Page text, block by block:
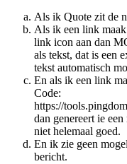
Als ik Quote zit de
Als ik een link
link icon aan dan
als tekst, dat is een
tekst automatisch
En als ik een link
Code:
https://
dan genereert ie
niet helemaal goed.
En ik zie geen
bericht.